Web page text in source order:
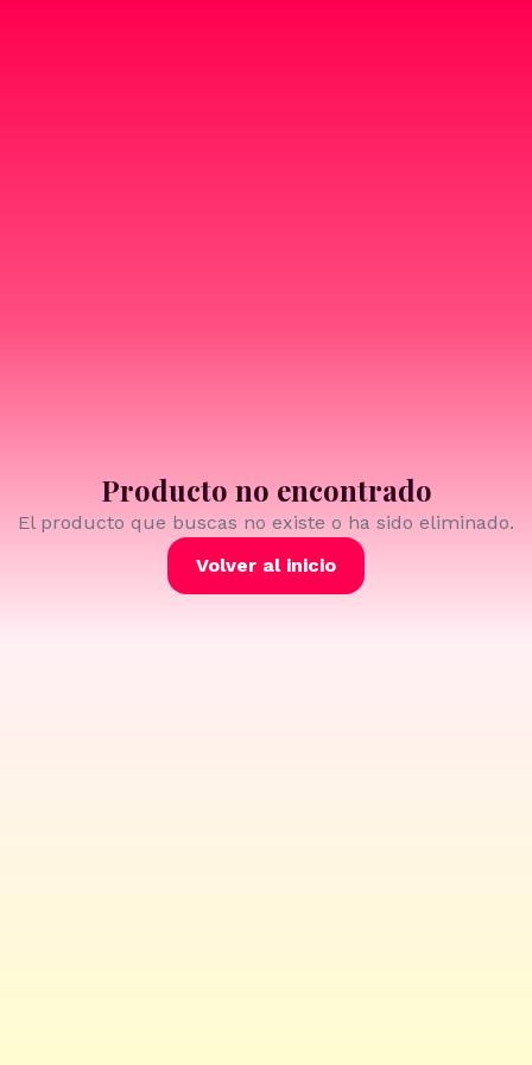
Producto no encontrado
El producto que buscas no existe o ha sido eliminado.
Volver al inicio